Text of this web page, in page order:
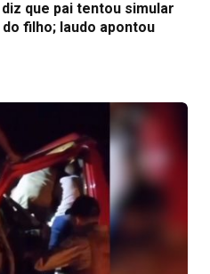
que pai tentou simular
filho; laudo apontou